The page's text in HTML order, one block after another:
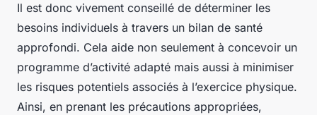
Il est donc vivement conseillé de déterminer les
besoins individuels à travers un bilan de santé
approfondi. Cela aide non seulement à concevoir un
programme d’activité adapté mais aussi à minimiser
les risques potentiels associés à l’exercice physique.
Ainsi, en prenant les précautions appropriées,